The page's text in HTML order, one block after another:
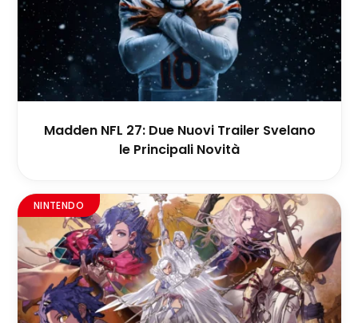
Madden NFL 27: Due Nuovi Trailer Svelano
le Principali Novità
NINTENDO